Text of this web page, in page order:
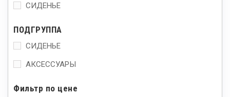
СИДЕНЬЕ
ПОДГРУППА
СИДЕНЬЕ
АКСЕССУАРЫ
Фильтр по цене